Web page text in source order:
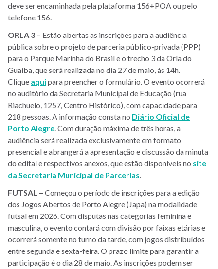
deve ser encaminhada pela plataforma 156+POA ou pelo
telefone 156.
ORLA 3 – Estão abertas as inscrições para a audiência
pública sobre o projeto de parceria público-privada (PPP)
para o Parque Marinha do Brasil e o trecho 3 da Orla do
Guaíba, que será realizada no dia 27 de maio, às 14h.
Clique aquipara preencher o formulário. O evento ocorrerá
no auditório da Secretaria Municipal de Educação (rua
Riachuelo, 1257, Centro Histórico), com capacidade para
218 pessoas. A informação consta no Diário Oficial de
Porto Alegre . Com duração máxima de três horas, a
audiência será realizada exclusivamente em formato
presencial e abrangerá a apresentação e discussão da minuta
do edital e respectivos anexos, que estão disponíveis no site
da Secretaria Municipal de Parcerias
FUTSAL – Começou o período de inscrições para a edição
dos Jogos Abertos de Porto Alegre (Japa) na modalidade
futsal em 2026. Com disputas nas categorias feminina e
masculina, o evento contará com divisão por faixas etárias e
ocorrerá somente no turno da tarde, com jogos distribuídos
entre segunda e sexta-feira. O prazo limite para garantir a
participação é o dia 28 de maio. As inscrições podem ser